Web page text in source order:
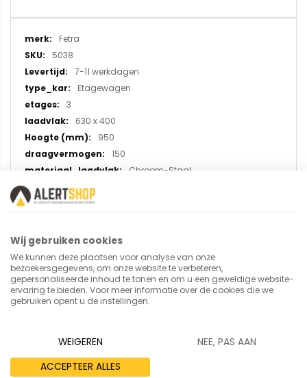
Meer
informatie
Fetra
5038
7-11 werkdagen
Etagewagen
3
630 x 400
950
150
Chroom-Staal
TPE rubber
U plaatst een review over:
RVS etagewagen met 3 etages 5038,
laadvlak 630x400 mm
Wij gebruiken cookies
We kunnen deze plaatsen voor analyse van onze
bezoekersgegevens, om onze website te verbeteren,
gepersonaliseerde inhoud te tonen en om u een geweldige website-
ervaring te bieden. Voor meer informatie over de cookies die we
gebruiken opent u de instellingen.
WEIGEREN
NEE, PAS AAN
ACCEPTEER ALLES